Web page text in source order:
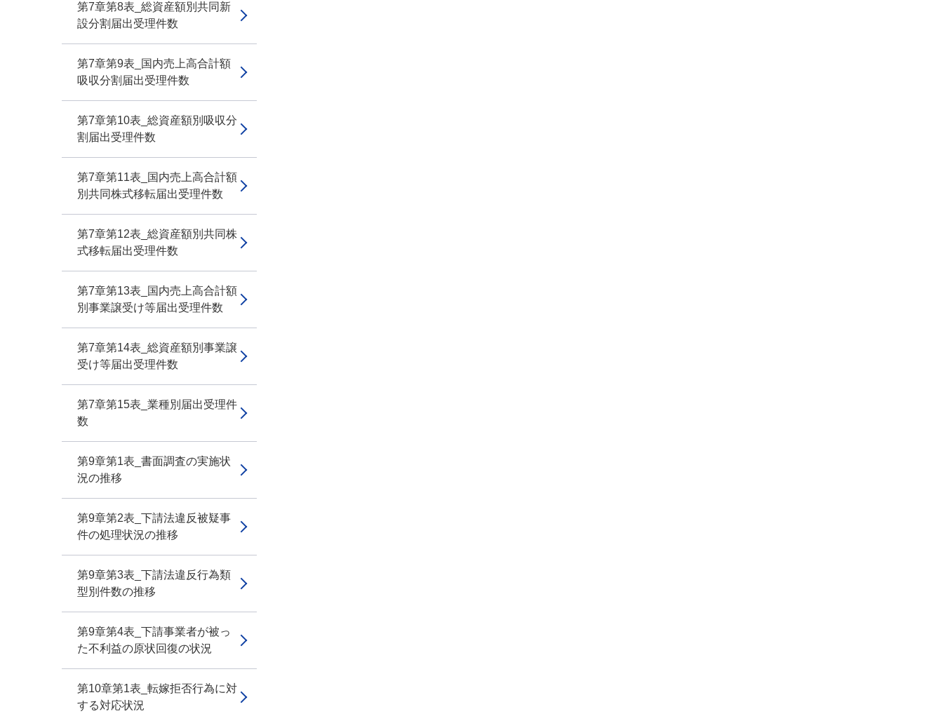
第7章第8表_総資産額別共同新
設分割届出受理件数
第7章第9表_国内売上高合計額
吸収分割届出受理件数
第7章第10表_総資産額別吸収分
割届出受理件数
第7章第11表_国内売上高合計額
別共同株式移転届出受理件数
第7章第12表_総資産額別共同株
式移転届出受理件数
第7章第13表_国内売上高合計額
別事業譲受け等届出受理件数
第7章第14表_総資産額別事業譲
受け等届出受理件数
第7章第15表_業種別届出受理件
数
第9章第1表_書面調査の実施状
況の推移
第9章第2表_下請法違反被疑事
件の処理状況の推移
第9章第3表_下請法違反行為類
型別件数の推移
第9章第4表_下請事業者が被っ
た不利益の原状回復の状況
第10章第1表_転嫁拒否行為に対
する対応状況